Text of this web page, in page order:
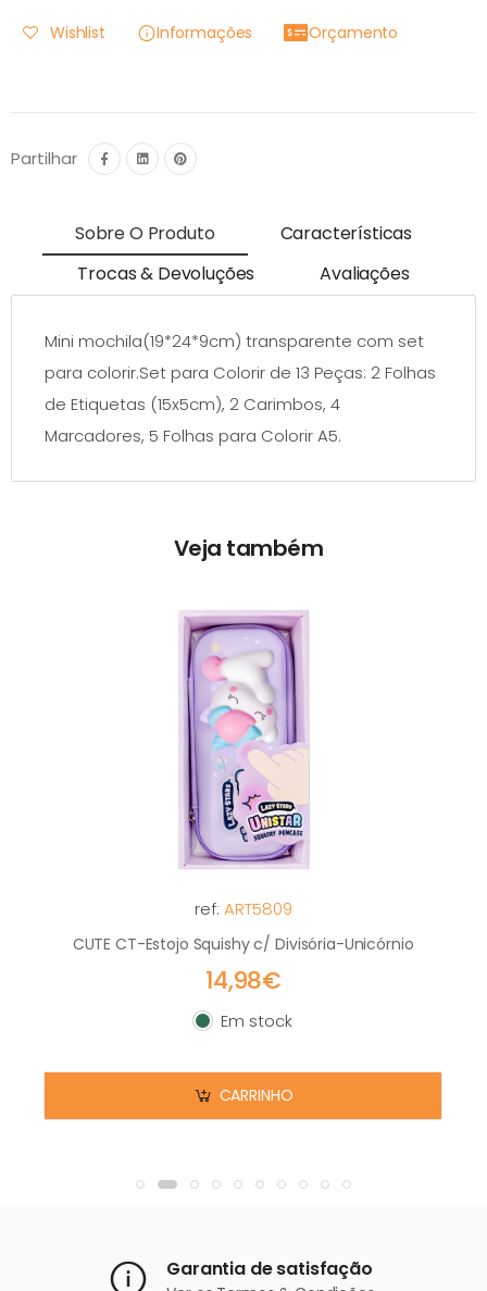
Wishlist Informações Orçamento
Partilhar
Sobre O Produto
Características
Trocas & Devoluções
Avaliações
Mini mochila(19*24*9cm) transparente com set
para colorir.Set para Colorir de 13 Peças: 2 Folhas
de Etiquetas (15x5cm), 2 Carimbos, 4
Marcadores, 5 Folhas para Colorir A5.
Veja também
ref: ART5809
CUTE CT-Estojo Squishy c/ Divisória-Unicórnio
14,98€
Em stock
Em stock
CARRINHO
Garantia de satisfação